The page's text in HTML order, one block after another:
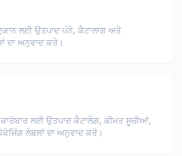
ਲਈ ਉਤਪਾਦ ਪੰਨੇ, ਕੈਟਾਲਾਗ ਅਤੇ
ਦਾ ਅਨੁਵਾਦ ਕਰੋ।
ਲਈ ਉਤਪਾਦ ਕੈਟਾਲੌਗ, ਕੀਮਤ ਸੂਚੀਆਂ,
ਲੇਬਲਾਂ ਦਾ ਅਨੁਵਾਦ ਕਰੋ।